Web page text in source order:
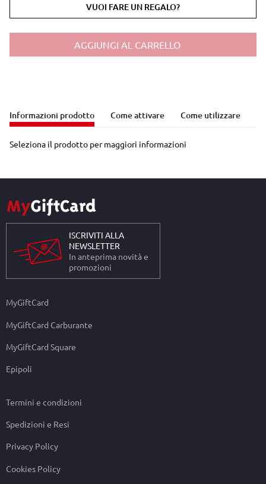
VUOI FARE UN REGALO?
AGGIUNGI AL CARRELLO
Informazioni prodotto Come attivare Come utilizzare
Seleziona il prodotto per maggiori informazioni
ISCRIVITI ALLA
NEWSLETTER
In anteprima novità e
promozioni
MyGiftCard
MyGiftCard Carburante
MyGiftCard Square
Epipoli
Termini e condizioni
Spedizioni e Resi
Privacy Policy
Cookies Policy